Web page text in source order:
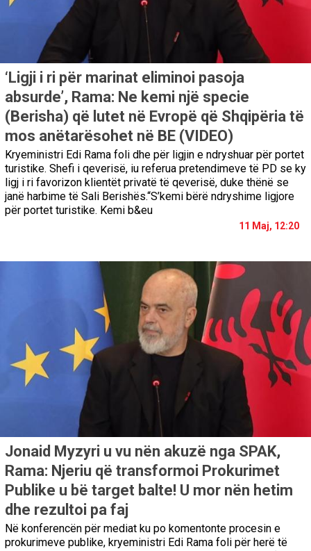
‘Ligji i ri për marinat eliminoi pasoja
absurde’, Rama: Ne kemi një specie
(Berisha) që lutet në Evropë që Shqipëria të
mos anëtarësohet në BE (VIDEO)
Kryeministri Edi Rama foli dhe për ligjin e ndryshuar për portet
turistike. Shefi i qeverisë, iu referua pretendimeve të PD se ky
ligj i ri favorizon klientët privatë të qeverisë, duke thënë se
janë harbime të Sali Berishës.“S’kemi bërë ndryshime ligjore
për portet turistike. Kemi b&eu
11 Maj, 12:20
Jonaid Myzyri u vu nën akuzë nga SPAK,
Rama: Njeriu që transformoi Prokurimet
Publike u bë target balte! U mor nën hetim
dhe rezultoi pa faj
Në konferencën për mediat ku po komentonte procesin e
prokurimeve publike, kryeministri Edi Rama foli për herë të